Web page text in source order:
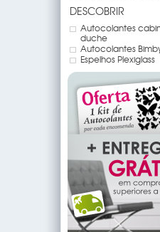
DESCOBRIR
Autocolantes
duche
Autocolantes
Espelhos Plexiglass